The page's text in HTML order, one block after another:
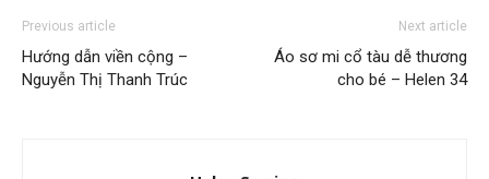
Previous article
Hướng dẫn viền cộng –
Nguyễn Thị Thanh Trúc
Next article
Áo sơ mi cổ tàu dễ thương
cho bé – Helen 34